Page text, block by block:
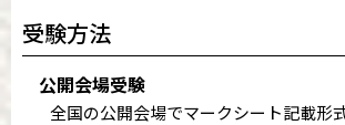
受験方法
公開会場受験
全国の公開会場でマークシート記載形